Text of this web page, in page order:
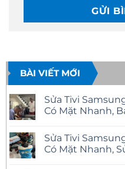
BÀI VIẾT MỚI
Sửa Tivi
Có Mặt Nhanh,
bình
luận
ở
Sửa Tivi
Có Mặt Nhanh,